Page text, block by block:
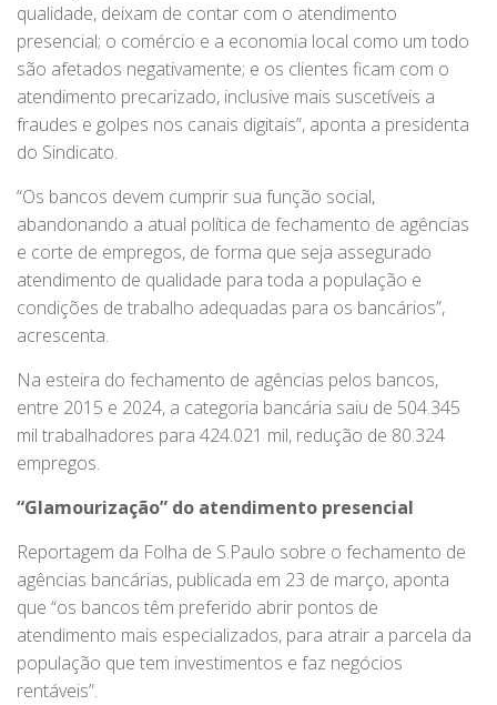
qualidade, deixam de contar com o atendimento
presencial; o comércio e a economia local como um todo
são afetados negativamente; e os clientes ficam com o
atendimento precarizado, inclusive mais suscetíveis a
fraudes e golpes nos canais digitais”, aponta a presidenta
do Sindicato.
“Os bancos devem cumprir sua função social,
abandonando a atual política de fechamento de agências
e corte de empregos, de forma que seja assegurado
atendimento de qualidade para toda a população e
condições de trabalho adequadas para os bancários”,
acrescenta.
Na esteira do fechamento de agências pelos bancos,
entre 2015 e 2024, a categoria bancária saiu de 504.345
mil trabalhadores para 424.021 mil, redução de 80.324
empregos.
“Glamourização” do atendimento presencial
Reportagem da Folha de S.Paulo sobre o fechamento de
agências bancárias, publicada em 23 de março, aponta
que “os bancos têm preferido abrir pontos de
atendimento mais especializados, para atrair a parcela da
população que tem investimentos e faz negócios
rentáveis”.